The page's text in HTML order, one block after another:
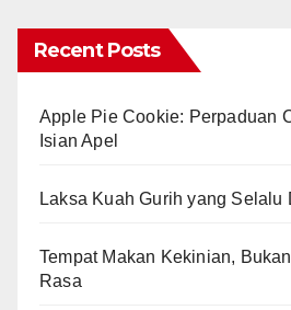
Recent Posts
Apple Pie Cookie: Perpaduan
Isian Apel
Laksa Kuah Gurih yang Selalu
Tempat Makan Kekinian,
Rasa